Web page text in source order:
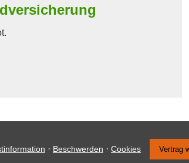
· Beschwerden · Cookies Vertrag